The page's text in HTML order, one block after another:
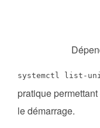
systemctl list-
pratique
le démarrage.